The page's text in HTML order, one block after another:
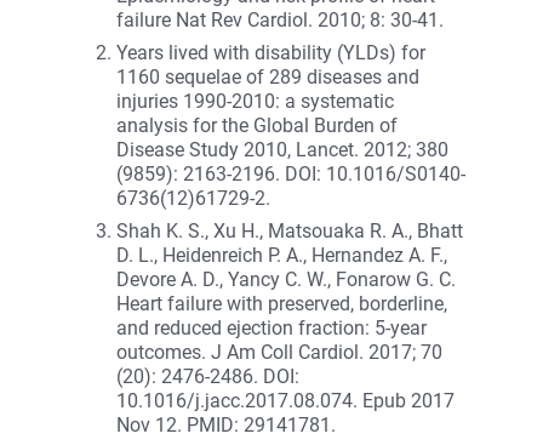
failure Nat Rev Cardiol. 2010; 8: 30-41.
Years lived with disability (YLDs) for
1160 sequelae of 289 diseases and
injuries 1990-2010: a systematic
analysis for the Global Burden of
Disease Study 2010, Lancet. 2012; 380
(9859): 2163-2196. DOI: 10.1016/S0140-
6736(12)61729-2.
Shah K. S., Xu H., Matsouaka R. A., Bhatt
D. L., Heidenreich P. A., Hernandez A. F.,
Devore A. D., Yancy C. W., Fonarow G. C.
Heart failure with preserved, borderline,
and reduced ejection fraction: 5-year
outcomes. J Am Coll Cardiol. 2017; 70
(20): 2476-2486. DOI:
10.1016/j.jacc.2017.08.074. Epub 2017
Nov 12. PMID: 29141781.